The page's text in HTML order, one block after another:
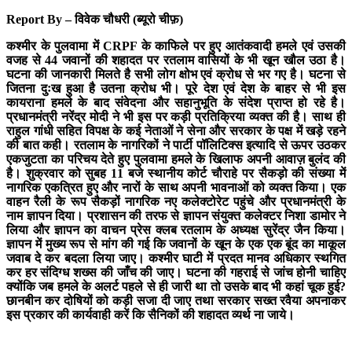
Report By – विवेक चौधरी (ब्यूरो चीफ़)
कश्मीर के पुलवामा में CRPF के काफिले पर हुए आतंकवादी हमले एवं उसकी
वजह से 44 जवानों की शहादत पर रतलाम वासियों के भी खून खौल उठा है।
घटना की जानकारी मिलते है सभी लोग क्षोभ एवं क्रोध से भर गए है। घटना से
जितना दुःख हुआ है उतना क्रोध भी। पूरे देश एवं देश के बाहर से भी इस
कायराना हमले के बाद संवेदना और सहानुभूति के संदेश प्राप्त हो रहे है।
प्रधानमंत्री नरेंद्र मोदी ने भी इस पर कड़ी प्रतिक्रिया व्यक्त की है। साथ ही
राहुल गांधी सहित विपक्ष के कई नेताओं ने सेना और सरकार के पक्ष में खड़े रहने
की बात कही। रतलाम के नागरिकों ने पार्टी पॉलिटिक्स इत्यादि से ऊपर उठकर
एकजुटता का परिचय देते हुए पुलवामा हमले के खिलाफ अपनी आवाज़ बुलंद की
है। शुक्रवार को सुबह 11 बजे स्थानीय कोर्ट चौराहे पर सैकड़ो की संख्या में
नागरिक एकत्रित हुए और नारों के साथ अपनी भावनाओं को व्यक्त किया। एक
वाहन रैली के रूप सैकड़ों नागरिक नए कलेक्टोरेट पहुंचे और प्रधानमंत्री के
नाम ज्ञापन दिया। प्रशासन की तरफ से ज्ञापन संयुक्त कलेक्टर निशा डामोर ने
लिया और ज्ञापन का वाचन प्रेस क्लब रतलाम के अध्यक्ष सुरेंद्र जैन किया।
ज्ञापन में मुख्य रूप से मांग की गई कि जवानों के खून के एक एक बूंद का माकूल
जवाब दे कर बदला लिया जाए। कश्मीर घाटी में प्रदत मानव अधिकार स्थगित
कर हर संदिग्ध शख्स की जाँच की जाए। घटना की गहराई से जांच होनी चाहिए
क्योंकि जब हमले के अलर्ट पहले से ही जारी था तो उसके बाद भी कहां चूक हुई?
छानबीन कर दोषियों को कड़ी सजा दी जाए तथा सरकार सख्त रवैया अपनाकर
इस प्रकार की कार्यवाही करें कि सैनिकों की शहादत व्यर्थ ना जाये।